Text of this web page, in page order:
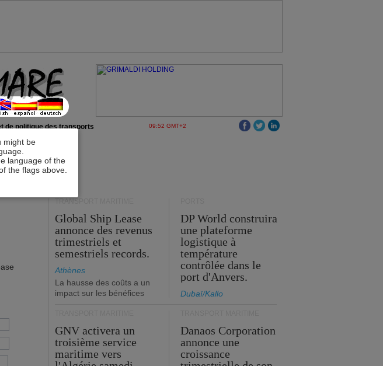
might be
language of the
the flags above.
de politique des transports 09:52 GMT+2
TRANSPORT MARITIME
Global Ship Lease
annonce des revenus
trimestriels et
semestriels records.
Athènes
La hausse des coûts a un
impact sur les bénéfices
DP World construira
une plateforme
logistique à
température
contrôlée dans le
port d'Anvers.
Dubaï/Kallo
GNV activera un
troisième service
maritime vers
Danaos Corporation
annonce une
croissance